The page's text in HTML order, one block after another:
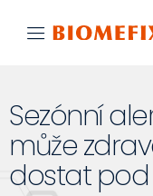
Sezónní
může
dostat pod